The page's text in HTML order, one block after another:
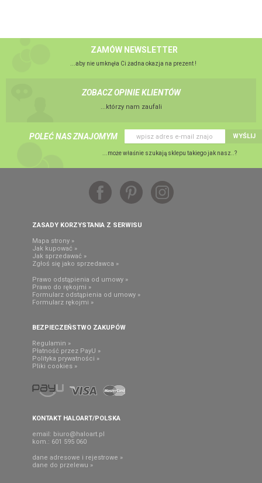
ZAMÓW NEWSLETTER
...aby nie umknęła Ci żadna okazja na prezent !
ZOBACZ OPINIE KLIENTÓW
...którzy nam zaufali
POLEĆ NAS ZNAJOMYM WYŚLIJ
...może właśnie szukają sklepu takiego jak nasz..?
ZASADY KORZYSTANIA Z SERWISU
Mapa strony »
Jak kupować »
Jak sprzedawać »
Zgłoś się jako sprzedawca »
Prawo odstąpienia od umowy »
Prawo do rękojmi »
Formularz odstąpienia od umowy »
Formularz rękojmi »
BEZPIECZEŃSTWO ZAKUPÓW
Regulamin »
Płatność przez PayU »
Polityka prywatności »
Pliki cookies »
KONTAKT HALOART/POLSKA
email: biuro@haloart.pl
kom.: 601 595 060
dane adresowe i rejestrowe »
dane do przelewu »